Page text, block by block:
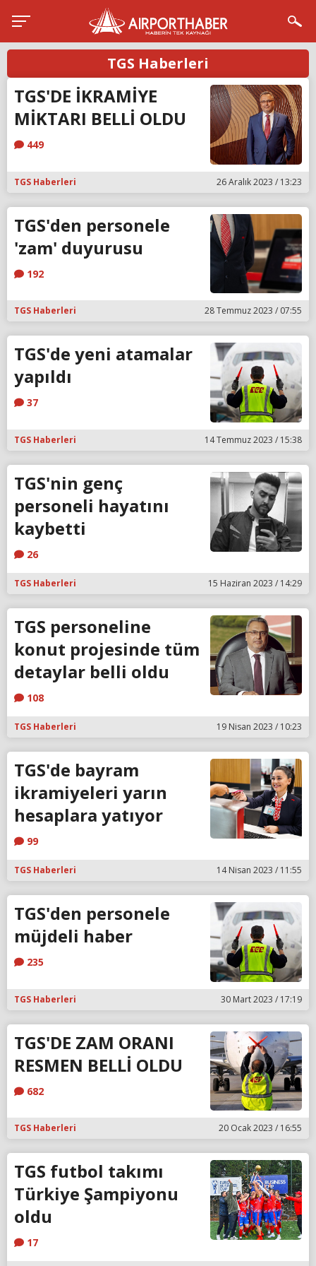
TGS Haberleri
TGS'DE İKRAMİYE
MİKTARI BELLİ OLDU
449
TGS Haberleri 26 Aralık 2023 / 13:23
TGS'den personele
'zam' duyurusu
192
TGS Haberleri 28 Temmuz 2023 / 07:55
TGS'de yeni atamalar
yapıldı
37
TGS Haberleri 14 Temmuz 2023 / 15:38
TGS'nin genç
personeli hayatını
kaybetti
26
TGS Haberleri 15 Haziran 2023 / 14:29
TGS personeline
konut projesinde tüm
detaylar belli oldu
108
TGS Haberleri 19 Nisan 2023 / 10:23
TGS'de bayram
ikramiyeleri yarın
hesaplara yatıyor
99
TGS Haberleri 14 Nisan 2023 / 11:55
TGS'den personele
müjdeli haber
235
TGS Haberleri 30 Mart 2023 / 17:19
TGS'DE ZAM ORANI
RESMEN BELLİ OLDU
682
TGS Haberleri 20 Ocak 2023 / 16:55
TGS futbol takımı
Türkiye Şampiyonu
oldu
17